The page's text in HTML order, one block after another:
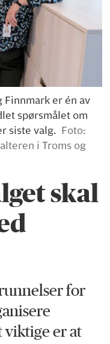
Finnmark er én av
spørsmålet om
siste valg. Foto:
i Troms og
skal
for
viktige er at